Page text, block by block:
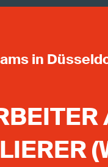
in